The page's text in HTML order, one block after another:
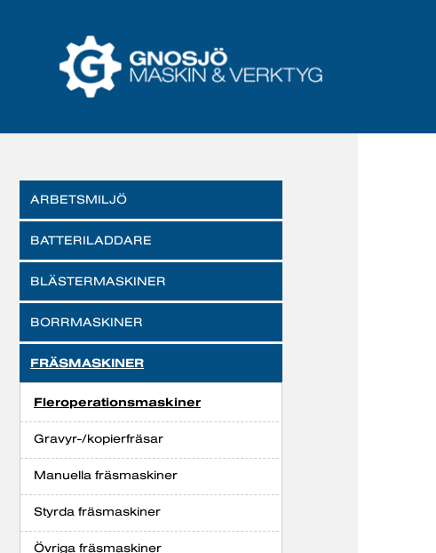
ARBETSMILJÖ
BATTERILADDARE
BLÄSTERMASKINER
BORRMASKINER
FRÄSMASKINER
Fleroperationsmaskiner
Gravyr-/kopierfräsar
Manuella fräsmaskiner
Styrda fräsmaskiner
Övriga fräsmaskiner